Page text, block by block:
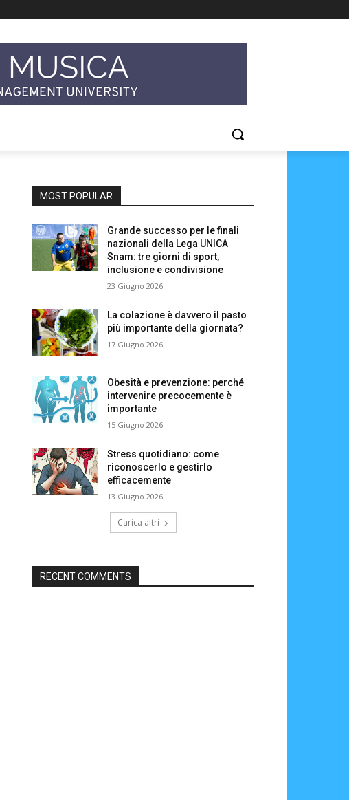
MOST POPULAR
Grande successo per le finali
nazionali della Lega UNICA
Snam: tre giorni di sport,
inclusione e condivisione
23 Giugno 2026
La colazione è davvero il pasto
più importante della giornata?
17 Giugno 2026
Obesità e prevenzione: perché
intervenire precocemente è
importante
15 Giugno 2026
Stress quotidiano: come
riconoscerlo e gestirlo
efficacemente
13 Giugno 2026
Carica altri
RECENT COMMENTS